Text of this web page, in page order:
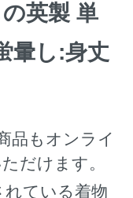
英製 単
暈し:身丈
品もオンライ
だけます。
ている着物